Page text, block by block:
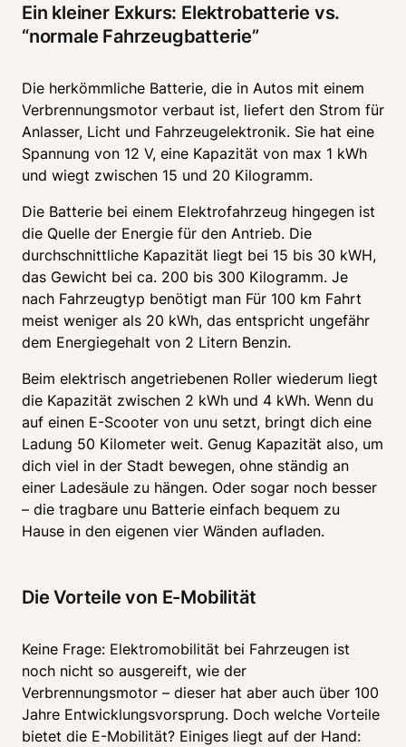
Ein kleiner Exkurs: Elektrobatterie vs.
“normale Fahrzeugbatterie”
Die herkömmliche Batterie, die in Autos mit einem
Verbrennungsmotor verbaut ist, liefert den Strom für
Anlasser, Licht und Fahrzeugelektronik. Sie hat eine
Spannung von 12 V, eine Kapazität von max 1 kWh
und wiegt zwischen 15 und 20 Kilogramm.
Die Batterie bei einem Elektrofahrzeug hingegen ist
die Quelle der Energie für den Antrieb. Die
durchschnittliche Kapazität liegt bei 15 bis 30 kWH,
das Gewicht bei ca. 200 bis 300 Kilogramm. Je
nach Fahrzeugtyp benötigt man Für 100 km Fahrt
meist weniger als 20 kWh, das entspricht ungefähr
dem Energiegehalt von 2 Litern Benzin.
Beim elektrisch angetriebenen Roller wiederum liegt
die Kapazität zwischen 2 kWh und 4 kWh. Wenn du
auf einen E-Scooter von unu setzt, bringt dich eine
Ladung 50 Kilometer weit. Genug Kapazität also, um
dich viel in der Stadt bewegen, ohne ständig an
einer Ladesäule zu hängen. Oder sogar noch besser
– die tragbare unu Batterie einfach bequem zu
Hause in den eigenen vier Wänden aufladen.
Die Vorteile von E-Mobilität
Keine Frage: Elektromobilität bei Fahrzeugen ist
noch nicht so ausgereift, wie der
Verbrennungsmotor – dieser hat aber auch über 100
Jahre Entwicklungsvorsprung. Doch welche Vorteile
bietet die E-Mobilität? Einiges liegt auf der Hand: